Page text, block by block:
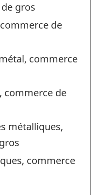
gros
de
commerce
commerce de
métalliques,
commerce